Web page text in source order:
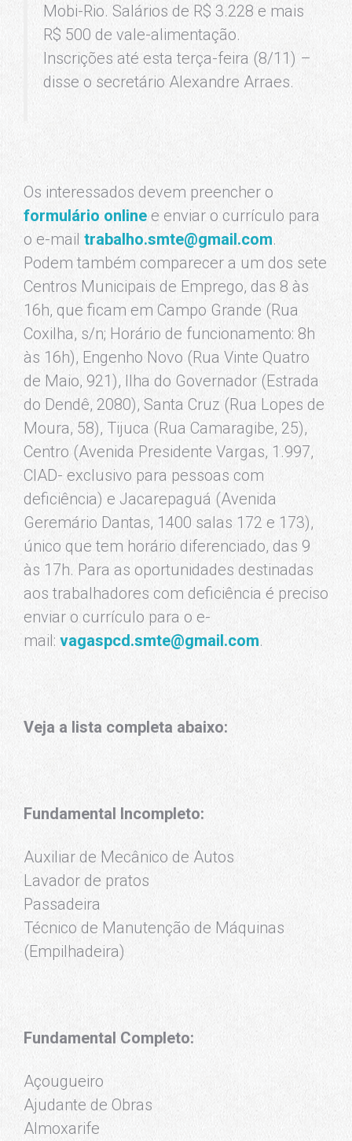
Mobi-Rio. Salários de R$ 3.228 e mais
R$ 500 de vale-alimentação.
Inscrições até esta terça-feira (8/11) –
disse o secretário Alexandre Arraes.
Os interessados devem preencher o
formulário online e enviar o currículo para
o e-mail trabalho.smte@gmail.com.
Podem também comparecer a um dos sete
Centros Municipais de Emprego, das 8 às
16h, que ficam em Campo Grande (Rua
Coxilha, s/n; Horário de funcionamento: 8h
às 16h), Engenho Novo (Rua Vinte Quatro
de Maio, 921), Ilha do Governador (Estrada
do Dendê, 2080), Santa Cruz (Rua Lopes de
Moura, 58), Tijuca (Rua Camaragibe, 25),
Centro (Avenida Presidente Vargas, 1.997,
CIAD- exclusivo para pessoas com
deficiência) e Jacarepaguá (Avenida
Geremário Dantas, 1400 salas 172 e 173),
único que tem horário diferenciado, das 9
às 17h. Para as oportunidades destinadas
aos trabalhadores com deficiência é preciso
enviar o currículo para o e-
mail: vagaspcd.smte@gmail.com.
Veja a lista completa abaixo:
Fundamental Incompleto:
Auxiliar de Mecânico de Autos
Lavador de pratos
Passadeira
Técnico de Manutenção de Máquinas
(Empilhadeira)
Fundamental Completo:
Açougueiro
Ajudante de Obras
Almoxarife